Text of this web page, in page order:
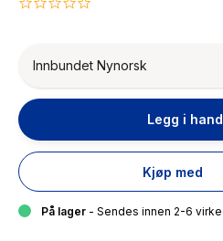
0.0
Innbundet Nynorsk
Legg i
Kjøp med
På lager - Sendes innen 2-6